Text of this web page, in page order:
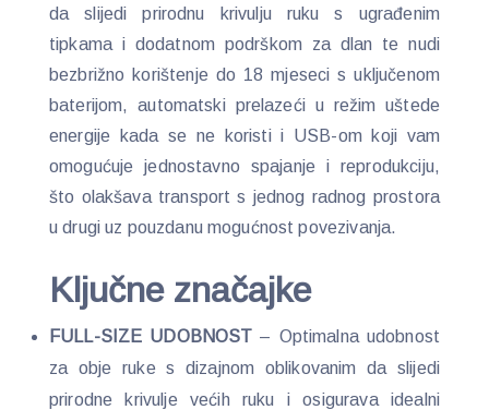
da slijedi prirodnu krivulju ruku s ugrađenim
tipkama i dodatnom podrškom za dlan te nudi
bezbrižno korištenje do 18 mjeseci s uključenom
baterijom, automatski prelazeći u režim uštede
energije kada se ne koristi i USB-om koji vam
omogućuje jednostavno spajanje i reprodukciju,
što olakšava transport s jednog radnog prostora
u drugi uz pouzdanu mogućnost povezivanja.
Ključne značajke
FULL-SIZE UDOBNOST– Optimalna udobnost
za obje ruke s dizajnom oblikovanim da slijedi
prirodne krivulje većih ruku i osigurava idealni